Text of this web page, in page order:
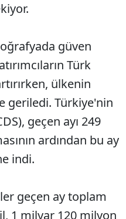
güven
Türk
ülkenin
geriledi. Türkiye'nin
geçen ayı 249
ardından bu ay
indi.
geçen ay toplam
1 milyar 120 milyon